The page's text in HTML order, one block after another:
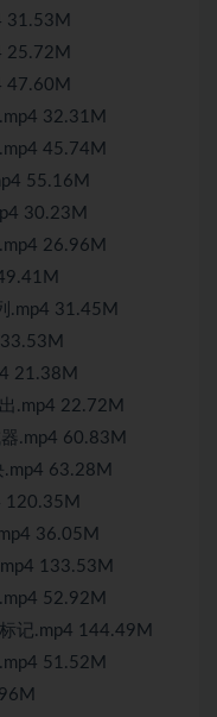
31.53M
25.72M
47.60M
32.31M
45.74M
55.16M
30.23M
26.96M
.mp4 31.45M
21.38M
.mp4 22.72M
.mp4 60.83M
63.28M
120.35M
36.05M
133.53M
52.92M
记.mp4 144.49M
51.52M